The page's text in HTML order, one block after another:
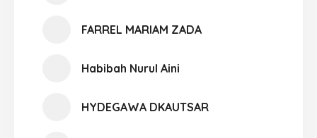
FARREL MARIAM ZADA
Habibah Nurul Aini
HYDEGAWA DKAUTSAR